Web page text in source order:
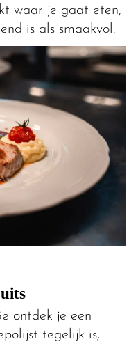
waar je gaat eten,
is als smaakvol.
ontdek je een
tegelijk is,